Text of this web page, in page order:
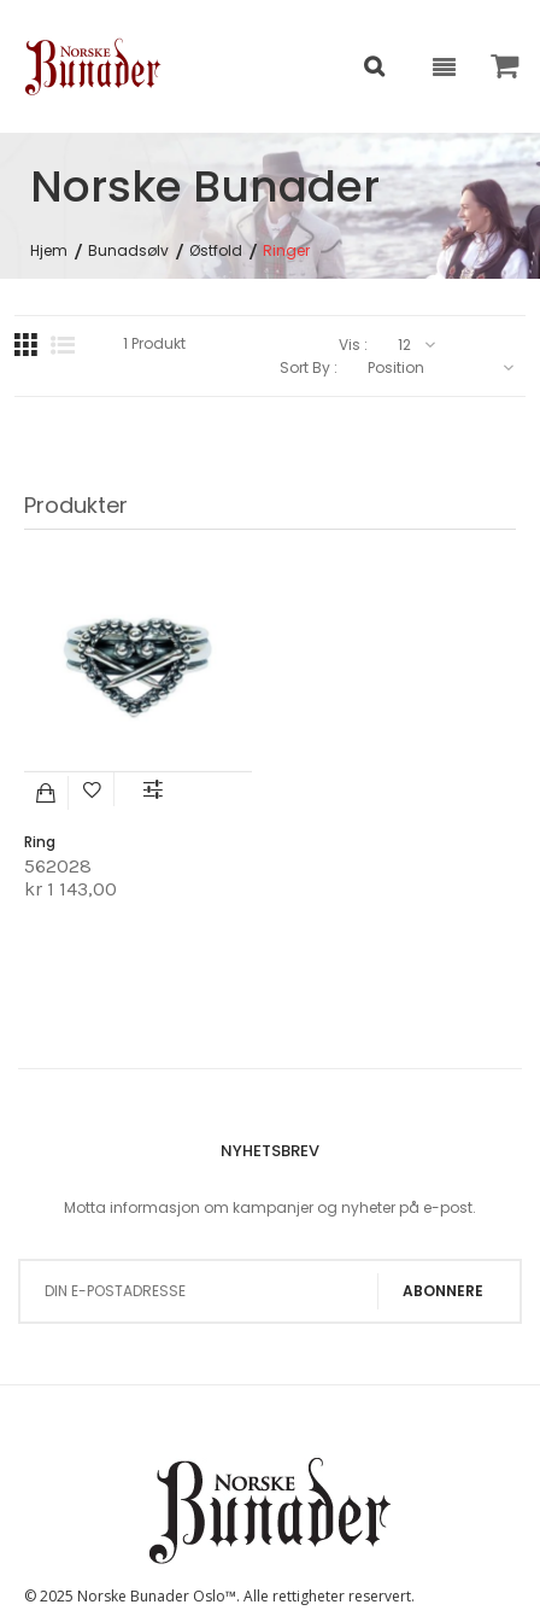
Norske Bunader
Hjem Bunadsølv Østfold Ringer
Produkter
Ring
562028
kr 1 143,00
1 Produkt
Vis :
Sort By :
NYHETSBREV
Motta informasjon om kampanjer og nyheter på e-post.
ABONNERE
© 2025 Norske Bunader Oslo™. Alle rettigheter reservert.